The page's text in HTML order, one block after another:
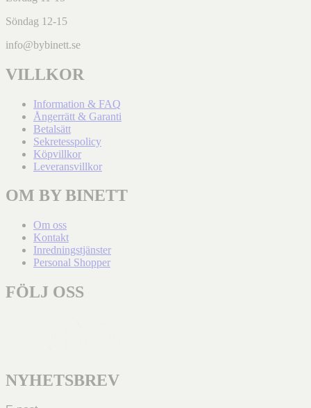
Söndag 12-15
info@bybinett.se
VILLKOR
Information & FAQ
Ångerrätt & Garanti
Betalsätt
Sekretesspolicy
Köpvillkor
Leveransvillkor
OM BY BINETT
Om oss
Kontakt
Inredningstjänster
Personal Shopper
FÖLJ OSS
NYHETSBREV